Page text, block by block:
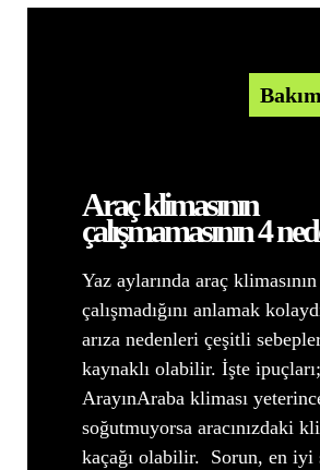
Araç klimasının
çalışmamasının 4
Yaz aylarında araç klimasının
çalışmadığını anlamak
arıza nedenleri çeşitli
kaynaklı olabilir. İşte ipuçları;
ArayınAraba kliması
soğutmuyorsa aracınızdaki
kaçağı olabilir. Sorun, en iyi